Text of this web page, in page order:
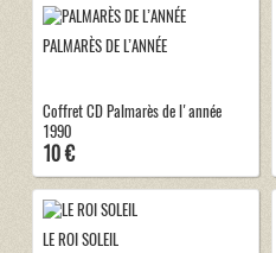
PALMARÈS DE L’ANNÉE
Coffret CD Palmarès de l'année
1990
10 €
LE ROI SOLEIL